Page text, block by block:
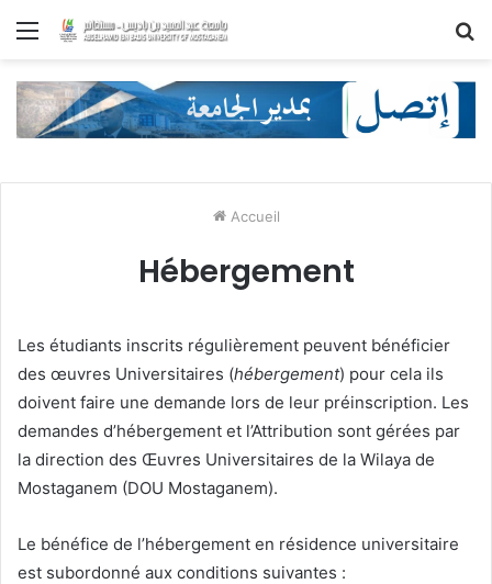
Menu
Accueil
Hébergement
Les étudiants inscrits régulièrement peuvent bénéficier
des œuvres Universitaires (hébergement) pour cela ils
doivent faire une demande lors de leur préinscription. Les
demandes d’hébergement et l’Attribution sont gérées par
la direction des Œuvres Universitaires de la Wilaya de
Mostaganem (DOU Mostaganem).
Le bénéfice de l’hébergement en résidence universitaire
est subordonné aux conditions suivantes :